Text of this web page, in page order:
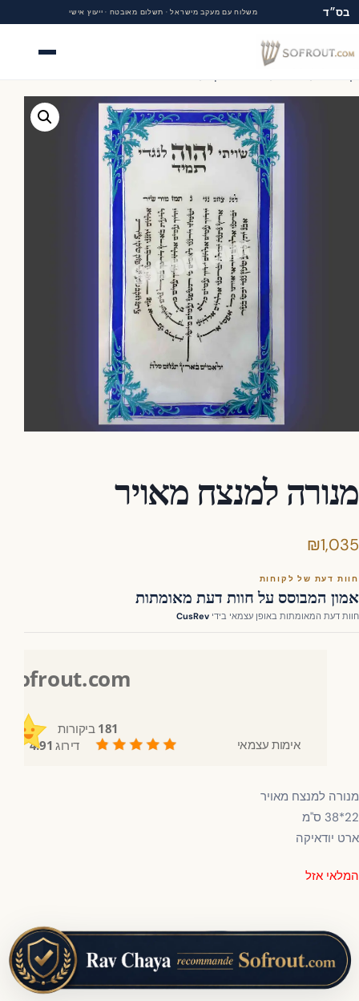
משלוח עם מעקב מישראל · תשלום מאובטח · ייעוץ אישי בס״ד
תפריט
למנצח מאויר
₪
דעת של לקוחות
המבוסס על חוות דעת מאומתות
דעת המאומתות באופן עצמאי בידיCusRev
Sofrout.com
181ביקורות
אימות עצמאי דירוג4.91
/ 5
למנצח מאויר
יודאיקה
אזל